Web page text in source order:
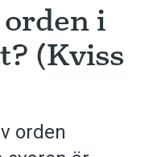
i
(Kviss
orden